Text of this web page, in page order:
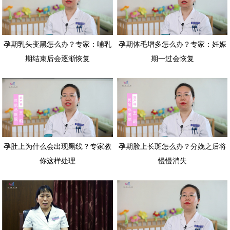
孕期乳头变黑怎么办？专家：哺乳
期结束后会逐渐恢复
孕期体毛增多怎么办？专家：妊娠
期一过会恢复
孕肚上为什么会出现黑线？专家教
你这样处理
孕期脸上长斑怎么办？分娩之后将
慢慢消失